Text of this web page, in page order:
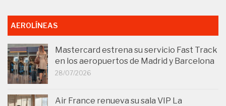
AEROLÍNEAS
Mastercard estrena su servicio Fast Track
en los aeropuertos de Madrid y Barcelona
28/07/2026
Air France renueva su sala VIP La